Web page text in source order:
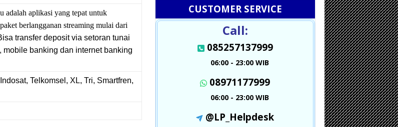
adalah aplikasi yang tepat untuk
berlangganan streaming mulai dari
transfer deposit via setoran tunai
mobile banking dan internet banking
Telkomsel, XL, Tri, Smartfren,
CUSTOMER SERVICE
Call:
085257137999
06:00 - 23:00 WIB
08971177999
06:00 - 23:00 WIB
@LP_Helpdesk